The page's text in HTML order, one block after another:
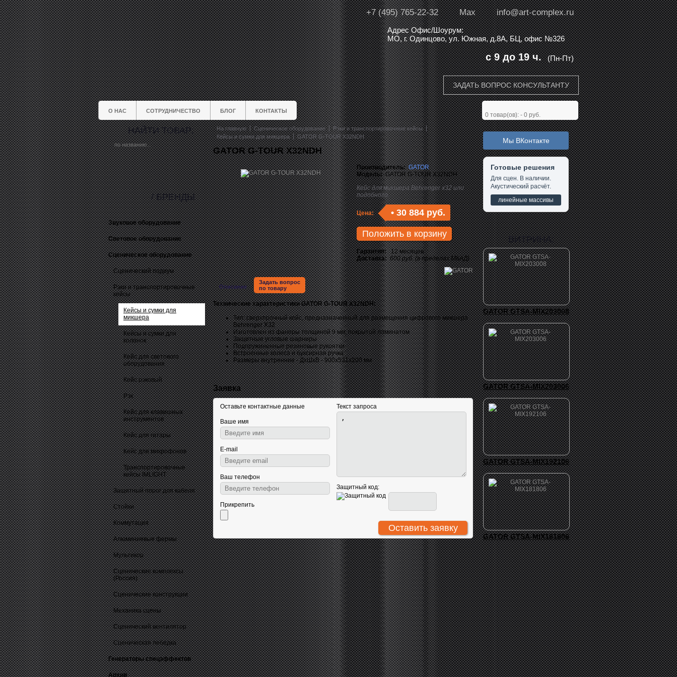
info@art-complex.ru
Max
+7 (495) 765-22-32
Адрес Офис/Шоурум:
МО, г. Одинцово, ул. Южная, д.8А, БЦ, офис №326
(Пн-Пт)
с 9 до 19 ч.
ЗАДАТЬ ВОПРОС КОНСУЛЬТАНТУ
О НАС СОТРУДНИЧЕСТВО БЛОГ КОНТАКТЫ
0 товар(ов): - 0 руб.
НАЙТИ ТОВАР:
Звуковое оборудование
Световое оборудование
Сценическое оборудование
Сценический подиум
Рэки и транспортировочные
кейсы
Кейсы и сумки для
микшера
Кейсы и сумки для
колонок
Кейс для светового
оборудования
Кейс рэковый
Рэк
Кейс для клавишных
инструментов
Кейс для гитары
Кейс для микрофонов
Транспортировочные
кейсы IMLIGHT
Защитный порог для кабеля
Стойки
Коммутация
Алюминиевые фермы
Мультикор
Сценические комплексы
(Россия)
Сценические конструкции
Механика сцены
Сценический вентилятор
Сценическая лебедка
Генераторы спецэффектов
Архив
/ БРЕНДЫ
На главную Сценическое оборудование
Рэки и транспортировочные кейсы
Кейсы и сумки для микшера
GATOR G-TOUR X32NDH
GATOR G-TOUR X32NDH
Производитель: GATOR
Модель:GATOR G-TOUR X32NDH
Кейс для микшера Behrenger x32 или
подобного.
Цена: • 30 884 руб.
Положить в корзину
Гарантия:12 месяцев
Доставка: 600 руб. (в пределах МКАД)
Описание
Задать вопрос
по товару
Технические характеристикиGATOR G-TOUR X32NDH:
Тип: сверхпрочный кейс, предназначенный для размещения цифрового микшера
Behrenger X32
Изготовлен из фанеры толщиной 9 мм, покрытой ламинатом
Защитные угловые шарниры
Подпружиненные резиновые рукоятки
Встроенные колеса и буксирная ручка
Размеры внутренние - ДхШхВ - 900х531х200 мм
Заявка
Оставьте контактные данные
Ваше имя
E-mail
Ваш телефон
Прикрепить
Текст запроса
Защитный код:
Мы ВКонтакте
Готовые решения
Для сцен. В наличии.
Акустический расчёт.
линейные массивы
ВИТРИНА:
GATOR GTSA-MIX203008
GATOR GTSA-MIX203006
GATOR GTSA-MIX192106
GATOR GTSA-MIX181806